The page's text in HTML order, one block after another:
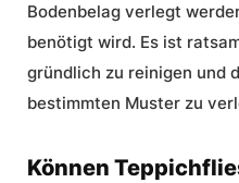
Bodenbelag verlegt
benötigt wird. Es ist
gründlich zu reinigen und
bestimmten Muster zu
Können